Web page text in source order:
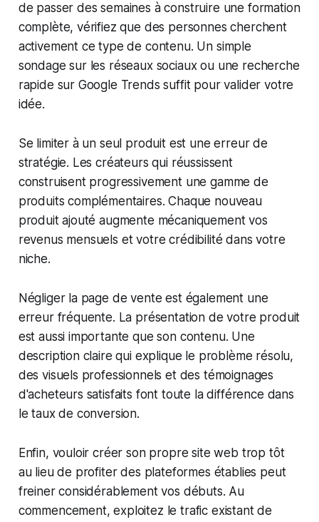
de passer des semaines à construire une formation
complète, vérifiez que des personnes cherchent
activement ce type de contenu. Un simple
sondage sur les réseaux sociaux ou une recherche
rapide sur Google Trends suffit pour valider votre
idée.
Se limiter à un seul produit est une erreur de
stratégie. Les créateurs qui réussissent
construisent progressivement une gamme de
produits complémentaires. Chaque nouveau
produit ajouté augmente mécaniquement vos
revenus mensuels et votre crédibilité dans votre
niche.
Négliger la page de vente est également une
erreur fréquente. La présentation de votre produit
est aussi importante que son contenu. Une
description claire qui explique le problème résolu,
des visuels professionnels et des témoignages
d'acheteurs satisfaits font toute la différence dans
le taux de conversion.
Enfin, vouloir créer son propre site web trop tôt
au lieu de profiter des plateformes établies peut
freiner considérablement vos débuts. Au
commencement, exploitez le trafic existant de